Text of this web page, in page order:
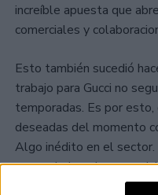
increíble apuesta que
comerciales y
Esto también sucedió
trabajo para Gucci no
temporadas. Es por
deseadas del momento
Algo inédito en el sector.
parece la jugada
que ambas firmas